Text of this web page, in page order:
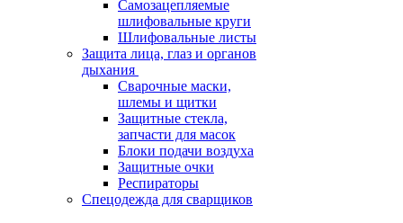
Самозацепляемые
шлифовальные круги
Шлифовальные листы
Защита лица, глаз и органов
дыхания
Сварочные маски,
шлемы и щитки
Защитные стекла,
запчасти для масок
Блоки подачи воздуха
Защитные очки
Респираторы
Спецодежда для сварщиков